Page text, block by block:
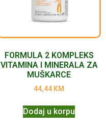
FORMULA 2 KOMPLEKS
VITAMINA I MINERALA ZA
MUŠKARCE
44,44 KM
Dodaj u korpu